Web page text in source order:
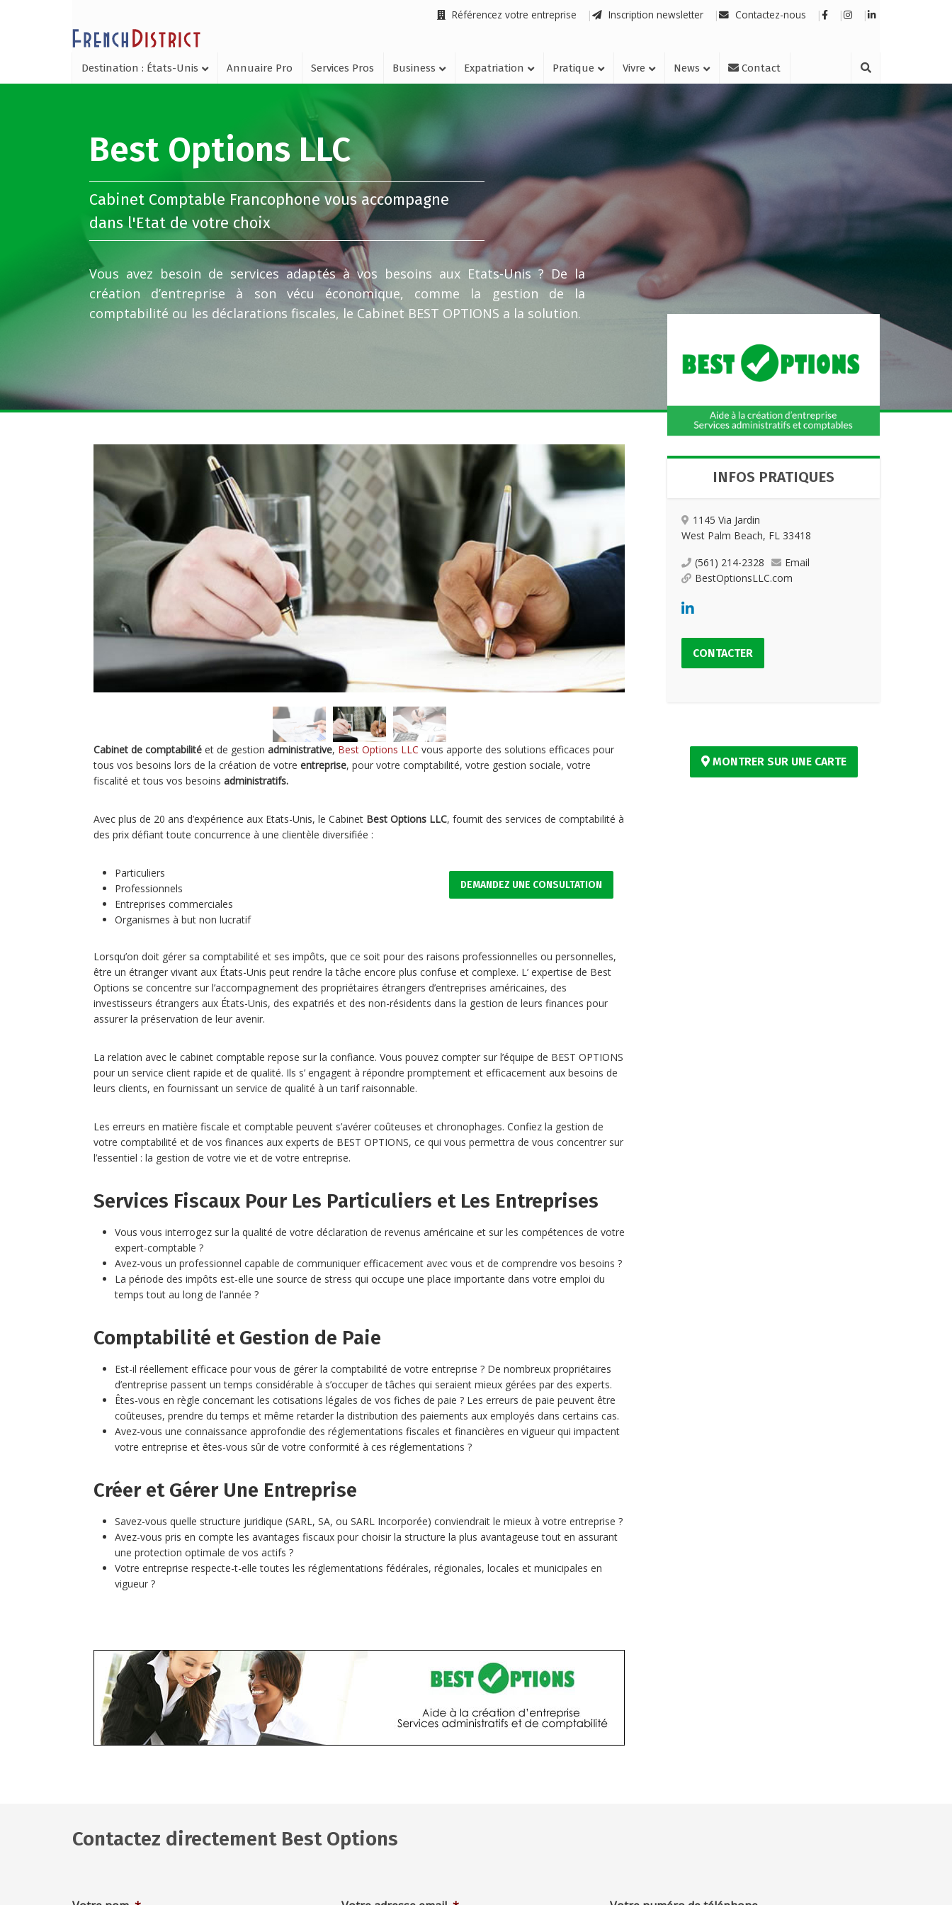
Référencez votre entreprise Inscription newsletter Contactez-nous
Destination : États-Unis Annuaire Pro Services Pros Business Expatriation Pratique Vivre News Contact
Best Options LLC
Cabinet Comptable Francophone vous accompagne
dans l'Etat de votre choix
Vous avez besoin de services adaptés à vos besoins aux Etats-Unis ? De la
création d’entreprise à son vécu économique, comme la gestion de la
comptabilité ou les déclarations fiscales, le Cabinet BEST OPTIONS a la solution.
Cabinet de comptabilité et de gestion administrative, Best Options LLC vous apporte des solutions efficaces pour
tous vos besoins lors de la création de votre entreprise, pour votre comptabilité, votre gestion sociale, votre
fiscalité et tous vos besoins administratifs.
Avec plus de 20 ans d’expérience aux Etats-Unis, le Cabinet Best Options LLC, fournit des services de comptabilité à
des prix défiant toute concurrence à une clientèle diversifiée :
DEMANDEZ UNE CONSULTATION
Particuliers
Professionnels
Entreprises commerciales
Organismes à but non lucratif
Lorsqu’on doit gérer sa comptabilité et ses impôts, que ce soit pour des raisons professionnelles ou personnelles,
être un étranger vivant aux États-Unis peut rendre la tâche encore plus confuse et complexe. L’ expertise de Best
Options se concentre sur l’accompagnement des propriétaires étrangers d’entreprises américaines, des
investisseurs étrangers aux États-Unis, des expatriés et des non-résidents dans la gestion de leurs finances pour
assurer la préservation de leur avenir.
La relation avec le cabinet comptable repose sur la confiance. Vous pouvez compter sur l’équipe de BEST OPTIONS
pour un service client rapide et de qualité. Ils s’ engagent à répondre promptement et efficacement aux besoins de
leurs clients, en fournissant un service de qualité à un tarif raisonnable.
Les erreurs en matière fiscale et comptable peuvent s’avérer coûteuses et chronophages. Confiez la gestion de
votre comptabilité et de vos finances aux experts de BEST OPTIONS, ce qui vous permettra de vous concentrer sur
l’essentiel : la gestion de votre vie et de votre entreprise.
Services Fiscaux Pour Les Particuliers et Les Entreprises
Vous vous interrogez sur la qualité de votre déclaration de revenus américaine et sur les compétences de votre
expert-comptable ?
Avez-vous un professionnel capable de communiquer efficacement avec vous et de comprendre vos besoins ?
La période des impôts est-elle une source de stress qui occupe une place importante dans votre emploi du
temps tout au long de l’année ?
Comptabilité et Gestion de Paie
Est-il réellement efficace pour vous de gérer la comptabilité de votre entreprise ? De nombreux propriétaires
d’entreprise passent un temps considérable à s’occuper de tâches qui seraient mieux gérées par des experts.
Êtes-vous en règle concernant les cotisations légales de vos fiches de paie ? Les erreurs de paie peuvent être
coûteuses, prendre du temps et même retarder la distribution des paiements aux employés dans certains cas.
Avez-vous une connaissance approfondie des réglementations fiscales et financières en vigueur qui impactent
votre entreprise et êtes-vous sûr de votre conformité à ces réglementations ?
Créer et Gérer Une Entreprise
Savez-vous quelle structure juridique (SARL, SA, ou SARL Incorporée) conviendrait le mieux à votre entreprise ?
Avez-vous pris en compte les avantages fiscaux pour choisir la structure la plus avantageuse tout en assurant
une protection optimale de vos actifs ?
Votre entreprise respecte-t-elle toutes les réglementations fédérales, régionales, locales et municipales en
vigueur ?
INFOS PRATIQUES
1145 Via Jardin
West Palm Beach, FL 33418
(561) 214-2328
Email
BestOptionsLLC.com
CONTACTER
MONTRER SUR UNE CARTE
Contactez directement Best Options